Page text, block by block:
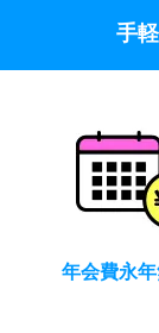
手
年会費永年